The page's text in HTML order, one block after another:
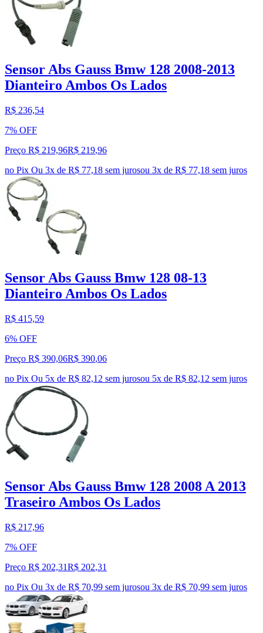
Sensor Abs Gauss Bmw 128 2008-2013
Dianteiro Ambos Os Lados
R$ 236,54
7% OFF
Preço R$ 219,96R$ 219,96
no Pix Ou 3x de R$ 77,18 sem jurosou 3x de R$ 77,18 sem juros
Sensor Abs Gauss Bmw 128 08-13
Dianteiro Ambos Os Lados
R$ 415,59
6% OFF
Preço R$ 390,06R$ 390,06
no Pix Ou 5x de R$ 82,12 sem jurosou 5x de R$ 82,12 sem juros
Sensor Abs Gauss Bmw 128 2008 A 2013
Traseiro Ambos Os Lados
R$ 217,96
7% OFF
Preço R$ 202,31R$ 202,31
no Pix Ou 3x de R$ 70,99 sem jurosou 3x de R$ 70,99 sem juros